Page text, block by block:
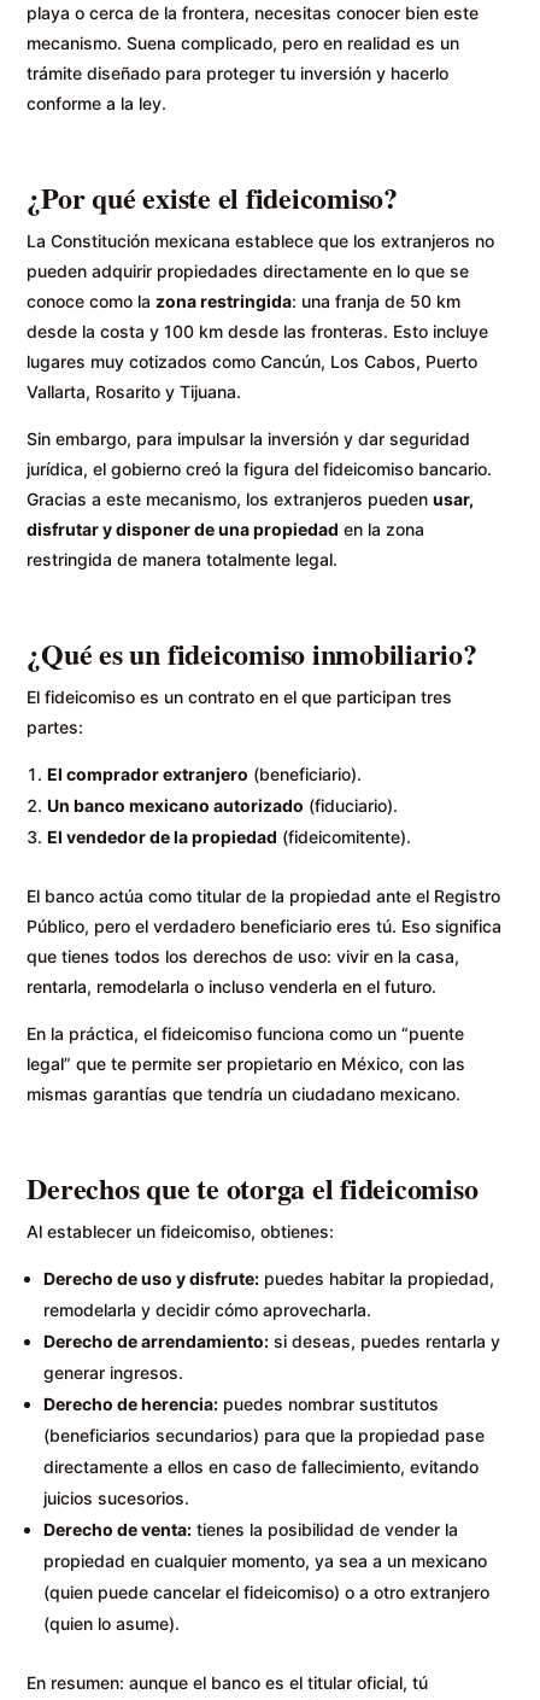
playa o cerca de la frontera, necesitas conocer bien este
mecanismo. Suena complicado, pero en realidad es un
trámite diseñado para proteger tu inversión y hacerlo
conforme a la ley.
¿Por qué existe el fideicomiso?
La Constitución mexicana establece que los extranjeros no
pueden adquirir propiedades directamente en lo que se
conoce como la zona restringida: una franja de 50 km
desde la costa y 100 km desde las fronteras. Esto incluye
lugares muy cotizados como Cancún, Los Cabos, Puerto
Vallarta, Rosarito y Tijuana.
Sin embargo, para impulsar la inversión y dar seguridad
jurídica, el gobierno creó la figura del fideicomiso bancario.
Gracias a este mecanismo, los extranjeros puedenusar,
disfrutar y disponer de una propiedad en la zona
restringida de manera totalmente legal.
¿Qué es un fideicomiso inmobiliario?
El fideicomiso es un contrato en el que participan tres
partes:
El comprador extranjero (beneficiario).
Un banco mexicano autorizado (fiduciario).
El vendedor de la propiedad (fideicomitente).
El banco actúa como titular de la propiedad ante el Registro
Público, pero el verdadero beneficiario eres tú. Eso significa
que tienes todos los derechos de uso: vivir en la casa,
rentarla, remodelarla o incluso venderla en el futuro.
En la práctica, el fideicomiso funciona como un “puente
legal” que te permite ser propietario en México, con las
mismas garantías que tendría un ciudadano mexicano.
Derechos que te otorga el fideicomiso
Al establecer un fideicomiso, obtienes:
Derecho de uso y disfrute: puedes habitar la propiedad,
remodelarla y decidir cómo aprovecharla.
Derecho de arrendamiento: si deseas, puedes rentarla y
generar ingresos.
Derecho de herencia: puedes nombrar sustitutos
(beneficiarios secundarios) para que la propiedad pase
directamente a ellos en caso de fallecimiento, evitando
juicios sucesorios.
Derecho de venta: tienes la posibilidad de vender la
propiedad en cualquier momento, ya sea a un mexicano
(quien puede cancelar el fideicomiso) o a otro extranjero
(quien lo asume).
En resumen: aunque el banco es el titular oficial, tú